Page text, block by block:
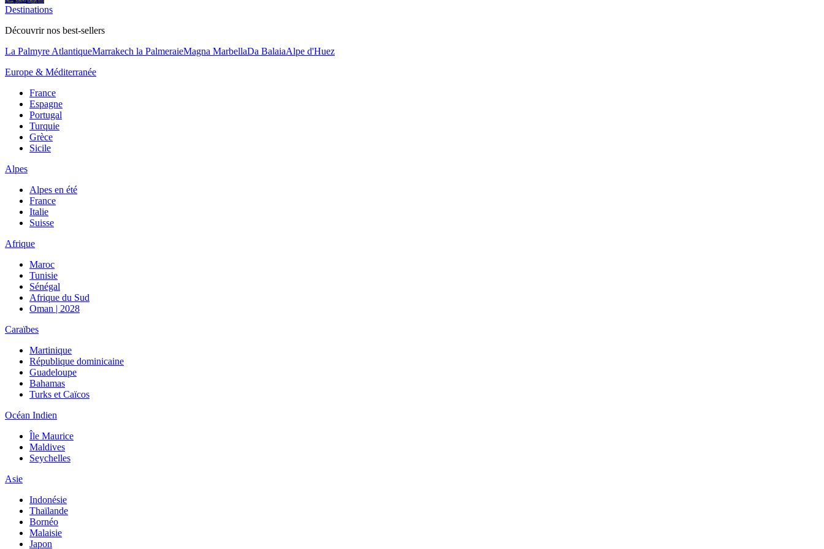
Destinations
Découvrir nos best-sellers
La Palmyre AtlantiqueMarrakech la PalmeraieMagna MarbellaDa BalaiaAlpe d'Huez
Europe & Méditerranée
France
Espagne
Portugal
Turquie
Grèce
Sicile
Alpes
Alpes en été
France
Italie
Suisse
Afrique
Maroc
Tunisie
Sénégal
Afrique du Sud
Oman | 2028
Caraïbes
Martinique
République dominicaine
Guadeloupe
Bahamas
Turks et Caïcos
Océan Indien
Île Maurice
Maldives
Seychelles
Asie
Indonésie
Thaïlande
Bornéo
Malaisie
Japon